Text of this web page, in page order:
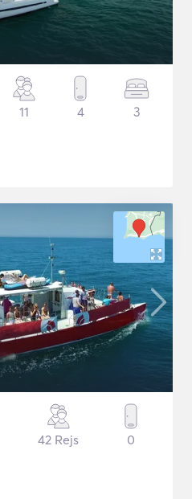
11 4 3
42 Rejs 0